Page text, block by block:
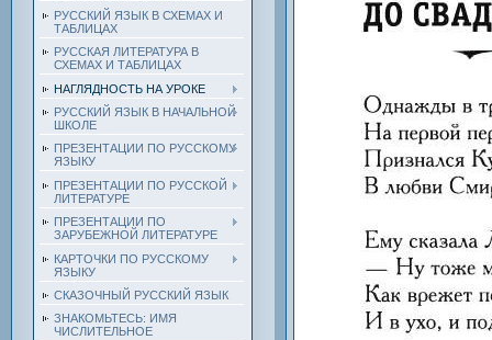
РУССКИЙ ЯЗЫК В СХЕМАХ И
ТАБЛИЦАХ
РУССКАЯ ЛИТЕРАТУРА В
СХЕМАХ И ТАБЛИЦАХ
НАГЛЯДНОСТЬ НА УРОКЕ
РУССКИЙ ЯЗЫК В НАЧАЛЬНОЙ
ШКОЛЕ
ПРЕЗЕНТАЦИИ ПО РУССКОМУ
ЯЗЫКУ
ПРЕЗЕНТАЦИИ ПО РУССКОЙ
ЛИТЕРАТУРЕ
ПРЕЗЕНТАЦИИ ПО
ЗАРУБЕЖНОЙ ЛИТЕРАТУРЕ
КАРТОЧКИ ПО РУССКОМУ
ЯЗЫКУ
СКАЗОЧНЫЙ РУССКИЙ ЯЗЫК
ЗНАКОМЬТЕСЬ: ИМЯ
ЧИСЛИТЕЛЬНОЕ